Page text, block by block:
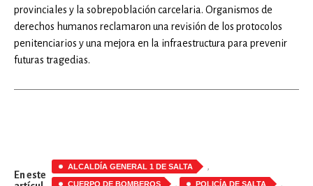
provinciales y la sobrepoblación carcelaria. Organismos de
derechos humanos reclamaron una revisión de los protocolos
penitenciarios y una mejora en la infraestructura para prevenir
futuras tragedias.
En este
ALCALDÍA GENERAL 1 DE SALTA ,
CUERPO DE BOMBEROS , POLICÍA DE SALTA ,